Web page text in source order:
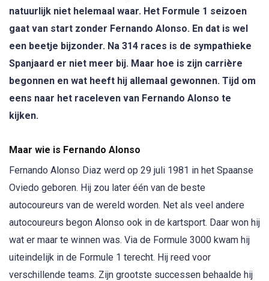
natuurlijk niet helemaal waar. Het Formule 1 seizoen
gaat van start zonder Fernando Alonso. En dat is wel
een beetje bijzonder. Na 314 races is de sympathieke
Spanjaard er niet meer bij. Maar hoe is zijn carrière
begonnen en wat heeft hij allemaal gewonnen. Tijd om
eens naar het raceleven van Fernando Alonso te
kijken.
Maar wie is Fernando Alonso
Fernando Alonso Diaz werd op 29 juli 1981 in het Spaanse
Oviedo geboren. Hij zou later één van de beste
autocoureurs van de wereld worden. Net als veel andere
autocoureurs begon Alonso ook in de kartsport. Daar won hij
wat er maar te winnen was. Via de Formule 3000 kwam hij
uiteindelijk in de Formule 1 terecht. Hij reed voor
verschillende teams. Zijn grootste successen behaalde hij